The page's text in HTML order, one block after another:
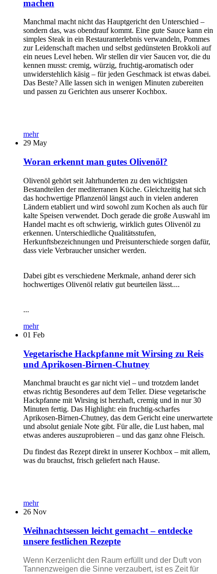
machen
Manchmal macht nicht das Hauptgericht den Unterschied –
sondern das, was obendrauf kommt. Eine gute Sauce kann ein
simples Steak in ein Restauranterlebnis verwandeln, Pommes
zur Leidenschaft machen und selbst gedünsteten Brokkoli auf
ein neues Level heben. Wir stellen dir vier Saucen vor, die du
kennen musst: cremig, würzig, fruchtig-aromatisch oder
unwiderstehlich käsig – für jeden Geschmack ist etwas dabei.
Das Beste? Alle lassen sich in wenigen Minuten zubereiten
und passen zu Gerichten aus unserer Kochbox.
mehr
29 May
Woran erkennt man gutes Olivenöl?
Olivenöl gehört seit Jahrhunderten zu den wichtigsten
Bestandteilen der mediterranen Küche. Gleichzeitig hat sich
das hochwertige Pflanzenöl längst auch in vielen anderen
Ländern etabliert und wird sowohl zum Kochen als auch für
kalte Speisen verwendet. Doch gerade die große Auswahl im
Handel macht es oft schwierig, wirklich gutes Olivenöl zu
erkennen. Unterschiedliche Qualitätsstufen,
Herkunftsbezeichnungen und Preisunterschiede sorgen dafür,
dass viele Verbraucher unsicher werden.
Dabei gibt es verschiedene Merkmale, anhand derer sich
hochwertiges Olivenöl relativ gut beurteilen lässt....
...
mehr
01 Feb
Vegetarische Hackpfanne mit Wirsing zu Reis
und Aprikosen-Birnen-Chutney
Manchmal braucht es gar nicht viel – und trotzdem landet
etwas richtig Besonderes auf dem Teller. Diese vegetarische
Hackpfanne mit Wirsing ist herzhaft, cremig und in nur 30
Minuten fertig. Das Highlight: ein fruchtig-scharfes
Aprikosen-Birnen-Chutney, das dem Gericht eine unerwartete
und absolut geniale Note gibt. Für alle, die Lust haben, mal
etwas anderes auszuprobieren – und das ganz ohne Fleisch.
Du findest das Rezept direkt in unserer Kochbox – mit allem,
was du brauchst, frisch geliefert nach Hause.
mehr
26 Nov
Weihnachtsessen leicht gemacht – entdecke
unsere festlichen Rezepte
Wenn Kerzenlicht den Raum erfüllt und der Duft von
Tannenzweigen die Sinne verzaubert, ist es Zeit für